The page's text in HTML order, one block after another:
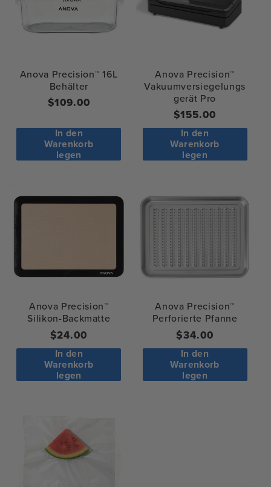
Anova Precision™ 16L
Behälter
Regulärer
$109.00
In den
Warenkorb
legen
Anova Precision™
Vakuumversiegelungs
gerät Pro
Regular
price
$155.00
In den
Warenkorb
legen
Anova Precision™
Silikon-Backmatte
Regulärer
Preis
$24.00
In den
Warenkorb
legen
Anova Precision™
Perforierte Pfanne
Regulärer
Preis
$34.00
In den
Warenkorb
legen